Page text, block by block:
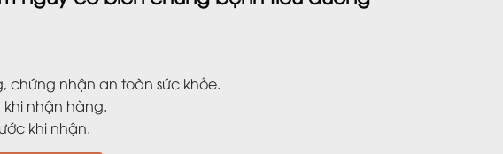
chứng nhận an toàn sức khỏe.
nhận hàng.
khi nhận.